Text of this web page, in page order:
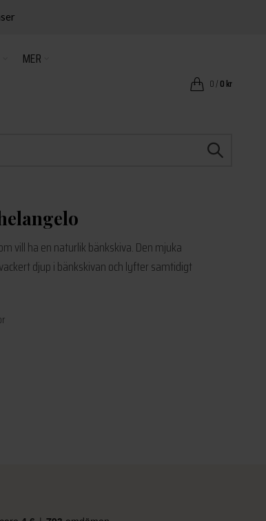
MER
0/0kr
vill ha en naturlik bänkskiva. Den mjuka
djup i bänkskivan och lyfter samtidigt